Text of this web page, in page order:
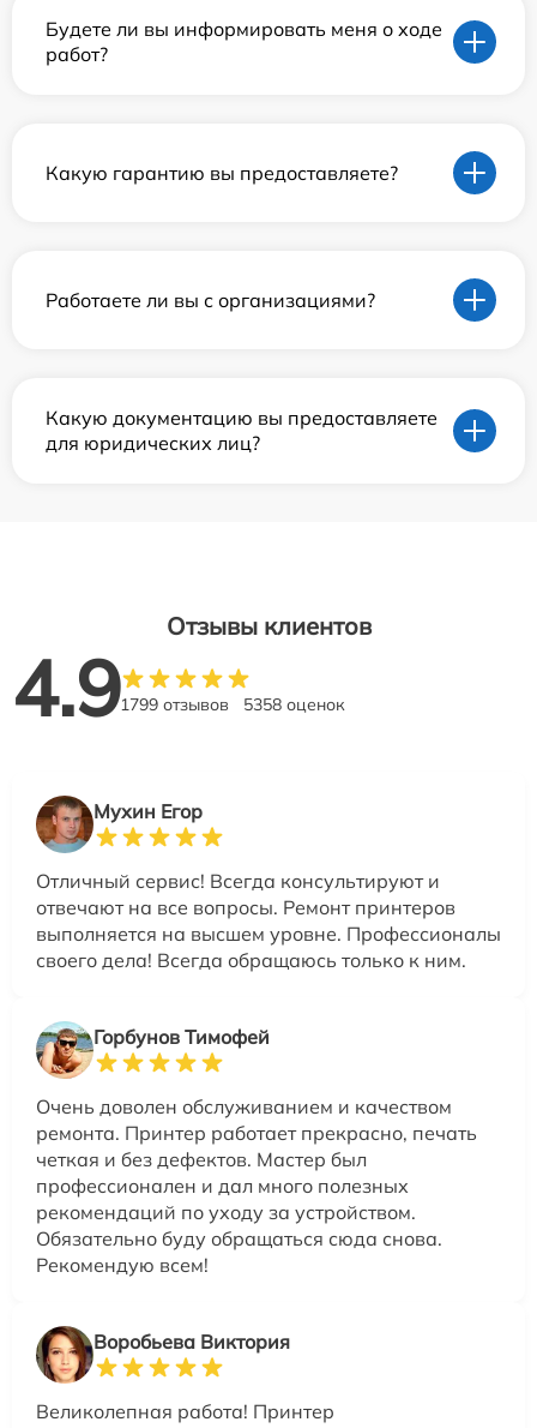
Будете ли вы информировать меня о ходе
работ?
Какую гарантию вы предоставляете?
Работаете ли вы с организациями?
Какую документацию вы предоставляете
для юридических лиц?
Отзывы клиентов
4.91799 отзывов 5358 оценок
Мухин Егор
Отличный сервис! Всегда консультируют и
отвечают на все вопросы. Ремонт принтеров
выполняется на высшем уровне. Профессионалы
своего дела! Всегда обращаюсь только к ним.
Горбунов Тимофей
Очень доволен обслуживанием и качеством
ремонта. Принтер работает прекрасно, печать
четкая и без дефектов. Мастер был
профессионален и дал много полезных
рекомендаций по уходу за устройством.
Обязательно буду обращаться сюда снова.
Рекомендую всем!
Воробьева Виктория
Великолепная работа! Принтер